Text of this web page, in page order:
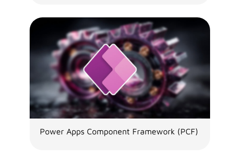
Power Apps Component Framework (PCF)